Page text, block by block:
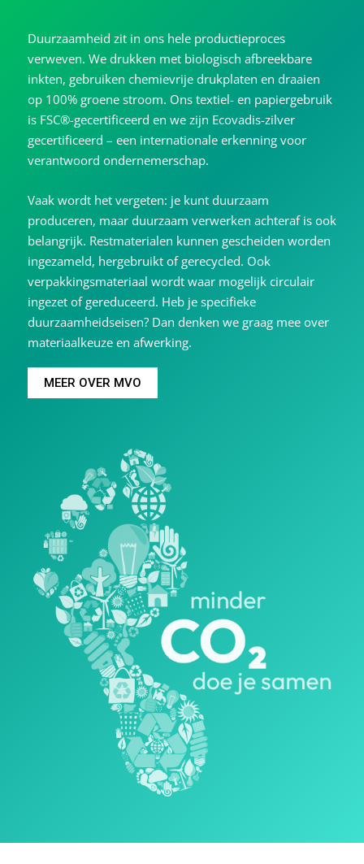
Duurzaamheid zit in ons hele productieproces
verweven. We drukken met biologisch afbreekbare
inkten, gebruiken chemievrije drukplaten en draaien
op 100% groene stroom. Ons textiel- en papiergebruik
is FSC®-gecertificeerd en we zijn Ecovadis-zilver
gecertificeerd – een internationale erkenning voor
verantwoord ondernemerschap.
Vaak wordt het vergeten: je kunt duurzaam
produceren, maar duurzaam verwerken achteraf is ook
belangrijk. Restmaterialen kunnen gescheiden worden
ingezameld, hergebruikt of gerecycled. Ook
verpakkingsmateriaal wordt waar mogelijk circulair
ingezet of gereduceerd. Heb je specifieke
duurzaamheidseisen? Dan denken we graag mee over
materiaalkeuze en afwerking.
MEER OVER MVO